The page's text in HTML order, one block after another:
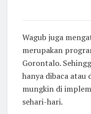
Wagub juga
merupakan
Gorontalo.
hanya dibaca atau
mungkin di
sehari-hari.